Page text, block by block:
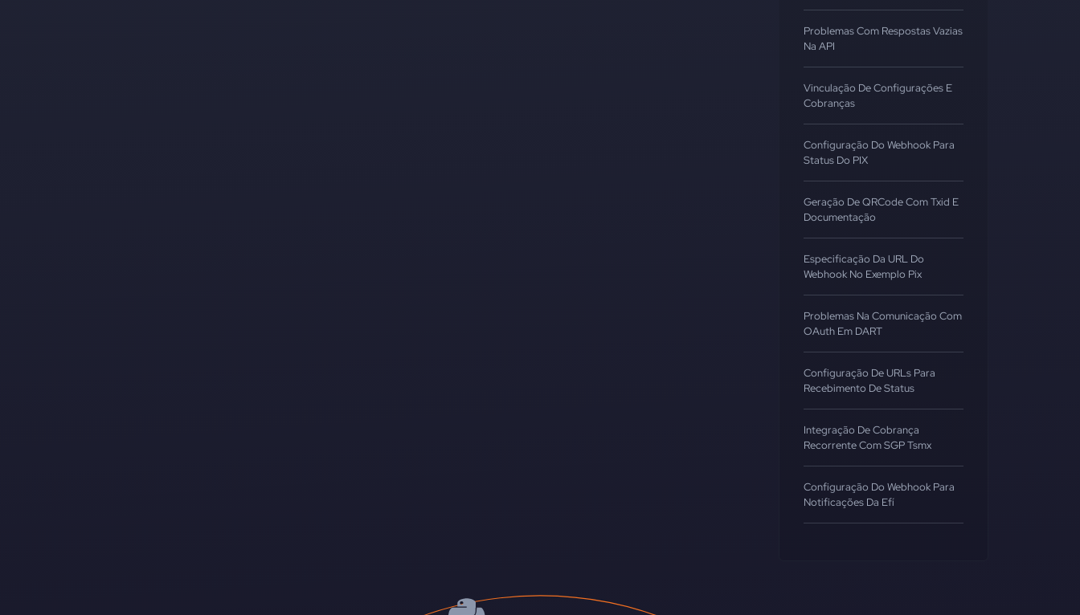
Problemas Com Respostas Vazias
Na API
Vinculação De Configurações E
Cobranças
Configuração Do Webhook Para
Status Do PIX
Geração De QRCode Com Txid E
Documentação
Especificação Da URL Do
Webhook No Exemplo Pix
Problemas Na Comunicação Com
OAuth Em DART
Configuração De URLs Para
Recebimento De Status
Integração De Cobrança
Recorrente Com SGP Tsmx
Configuração Do Webhook Para
Notificações Da Efí